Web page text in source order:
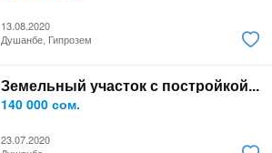
13.08.2020
Душанбе, Гипрозем
Земельный участок с постройкой...
140 000 сом.
23.07.2020